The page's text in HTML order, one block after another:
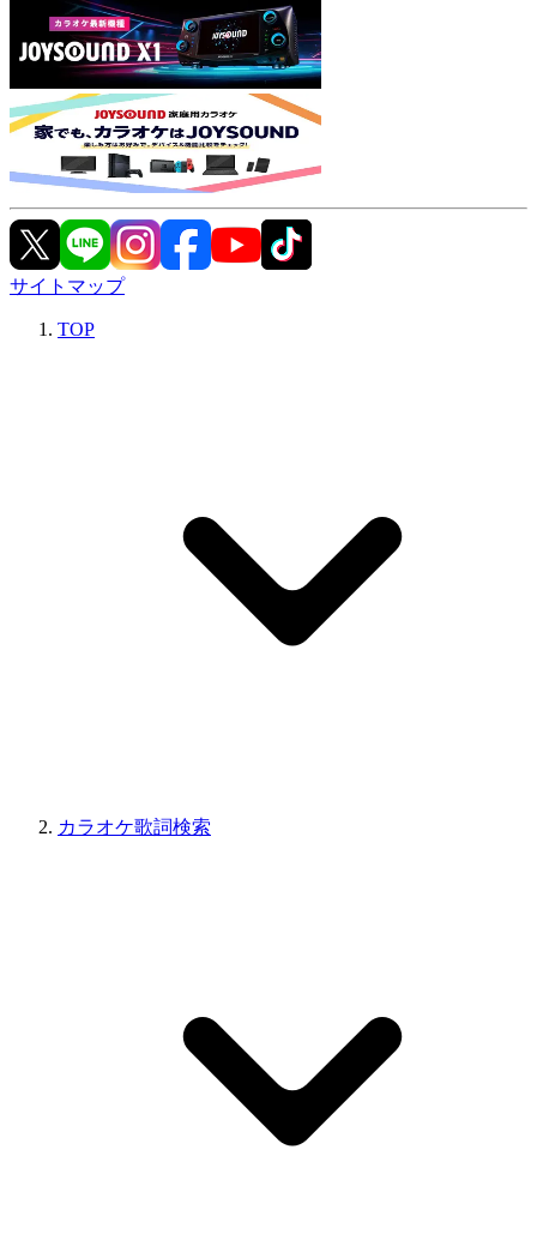
サイトマップ
TOP
カラオケ歌詞検索